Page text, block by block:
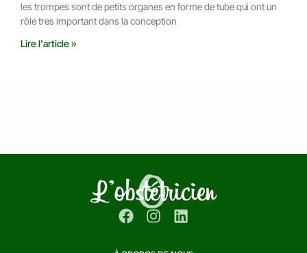
les trompes sont de petits organes en forme de tube qui ont un
rôle tres important dans la conception
Lire l'article »